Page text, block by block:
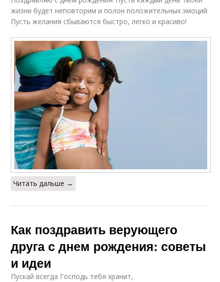
жизни будет неповторим и полон положительных эмоций.
Пусть желания сбываются быстро, легко и красиво!
Читать дальше →
Как поздравить верующего
друга с днем рождения: советы
и идеи
Пускай всегда Господь тебя хранит,